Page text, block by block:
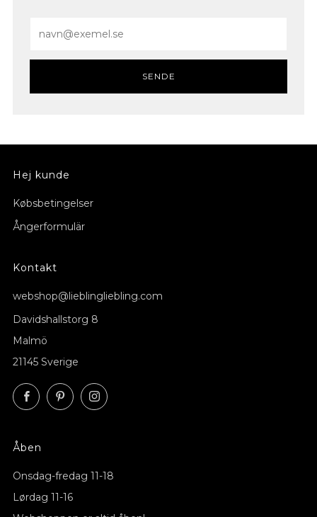
SENDE
Hej kunde
Købsbetingelser
Ångerformulär
Kontakt
webshop@lieblingliebling.com
Davidshallstorg 8
Malmö
21145 Sverige
FacebookPinterestInstagram
Åben
Onsdag-fredag ​​11-18
Lørdag 11-16